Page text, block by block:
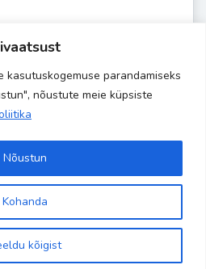
parandamiseks
nõustute meie küpsiste
Kohanda
kõigist
Nõustun
byLiisa-Indra
| All Rights Reserved | Powered by
of the theme. Please enter your
to activate it or
theme here